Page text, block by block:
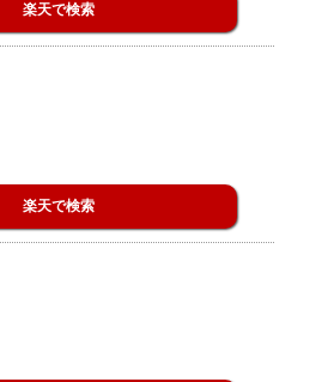
楽天で検索
楽天で検索